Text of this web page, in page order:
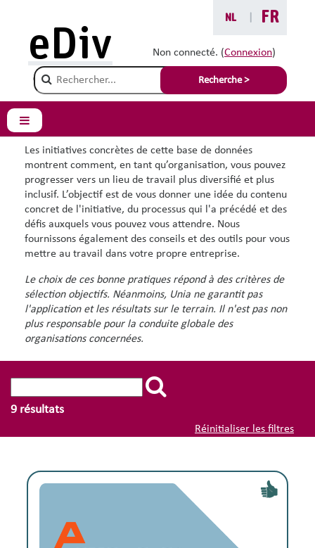
NL
FR
Non connecté. (Connexion)
Champ de recherche
Recherche >
eDiv
Panneau latéral
Vous êtes ici :
Bonnes pratiques
D'autres l'ont fait avant vous !
Les initiatives concrètes de cette base de données
montrent comment, en tant qu’organisation, vous pouvez
progresser vers un lieu de travail plus diversifié et plus
inclusif. L’objectif est de vous donner une idée du contenu
concret de l'initiative, du processus qui l'a précédé et des
défis auxquels vous pouvez vous attendre. Nous
fournissons également des conseils et des outils pour vous
mettre au travail dans votre propre entreprise.
Le choix de ces bonne pratiques répond à des critères de
sélection objectifs. Néanmoins, Unia ne garantit pas
l'application et les résultats sur le terrain. Il n'est pas non
plus responsable pour la conduite globale des
organisations concernées.
9 résultats
Réinitialiser les filtres